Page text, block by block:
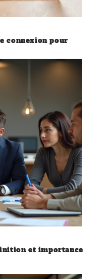
connexion pour
et importance